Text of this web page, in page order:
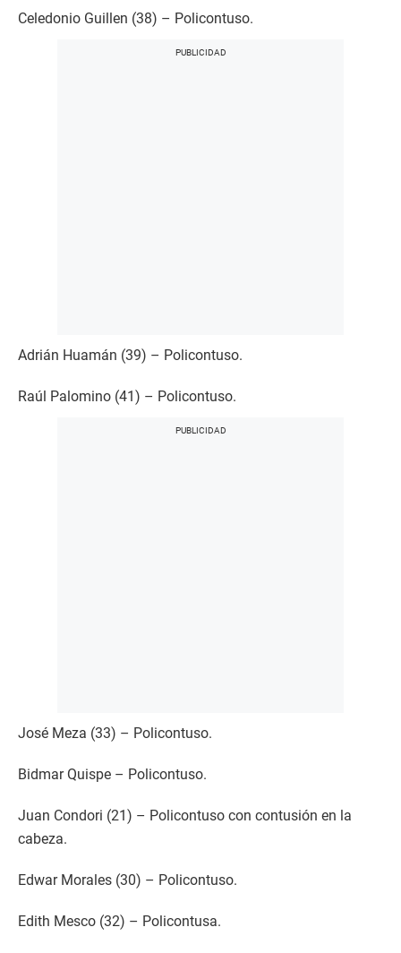
Celedonio Guillen (38) – Policontuso.
Adrián Huamán (39) – Policontuso.
Raúl Palomino (41) – Policontuso.
José Meza (33) – Policontuso.
Bidmar Quispe – Policontuso.
Juan Condori (21) – Policontuso con contusión en la
cabeza.
Edwar Morales (30) – Policontuso.
Edith Mesco (32) – Policontusa.